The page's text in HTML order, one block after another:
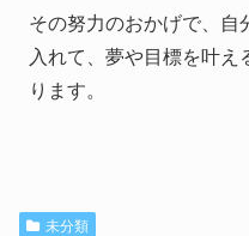
その努力のおかげで、自
入れて、夢や目標を叶え
ります。
未分類